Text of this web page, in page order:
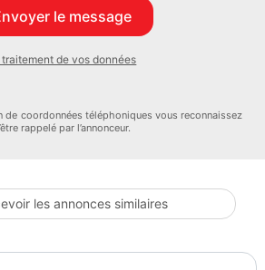
+ TOUS LES FILTRES
AVANTS NEUFS
(FAP) CHANGE EN 2023
LES NIVEAUX DES FLUIDES
de vos données
coordonnées téléphoniques vous reconnaissez
rappelé par l’annonceur.
les annonces similaires